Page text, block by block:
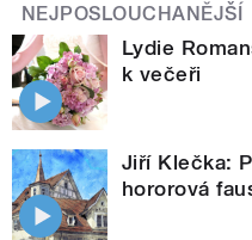
NEJPOSLOUCHANĚJŠÍ
Lydie
k večeři
Jiří Klečka:
hororová